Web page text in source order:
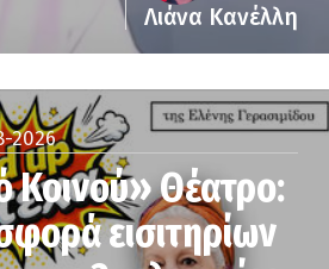
Λιάνα Κανέλλη
2026
Κοινού» Θέατρο:
εισιτηρίων